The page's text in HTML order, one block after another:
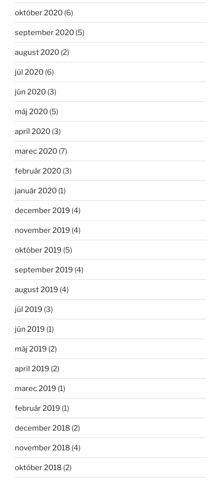
október 2020 (6)
september 2020 (5)
august 2020 (2)
júl 2020 (6)
jún 2020 (3)
máj 2020 (5)
apríl 2020 (3)
marec 2020 (7)
február 2020 (3)
január 2020 (1)
december 2019 (4)
november 2019 (4)
október 2019 (5)
september 2019 (4)
august 2019 (4)
júl 2019 (3)
jún 2019 (1)
máj 2019 (2)
apríl 2019 (2)
marec 2019 (1)
február 2019 (1)
december 2018 (2)
november 2018 (4)
október 2018 (2)